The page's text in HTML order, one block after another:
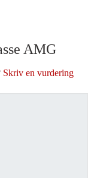
AMG
Skriv en vurdering